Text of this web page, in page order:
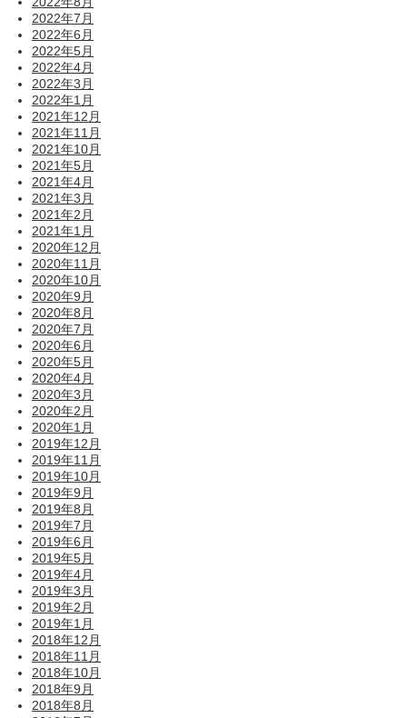
2022年7月
2022年6月
2022年5月
2022年4月
2022年3月
2022年1月
2021年12月
2021年11月
2021年10月
2021年5月
2021年4月
2021年3月
2021年2月
2021年1月
2020年12月
2020年11月
2020年10月
2020年9月
2020年8月
2020年7月
2020年6月
2020年5月
2020年4月
2020年3月
2020年2月
2020年1月
2019年12月
2019年11月
2019年10月
2019年9月
2019年8月
2019年7月
2019年6月
2019年5月
2019年4月
2019年3月
2019年2月
2019年1月
2018年12月
2018年11月
2018年10月
2018年9月
2018年8月